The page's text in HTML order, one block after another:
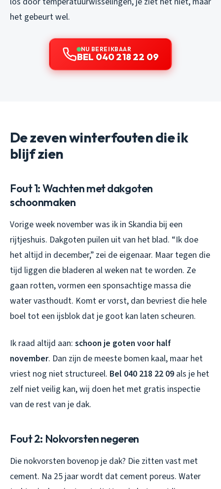
het gebeurt wel.
NU BEREIKBAAR
BEL 040 218 22 09
De zeven winterfouten die ik
blijf zien
Fout 1: Wachten met dakgoten
schoonmaken
Vorige week november was ik in Skandia bij een
rijtjeshuis. Dakgoten puilen uit van het blad. “Ik doe
het altijd in december,” zei de eigenaar. Maar tegen die
tijd liggen die bladeren al weken nat te worden. Ze
gaan rotten, vormen een sponsachtige massa die
water vasthoudt. Komt er vorst, dan bevriest die hele
boel tot een ijsblok dat je goot kan laten scheuren.
Ik raad altijd aan: schoon je goten voor half
november. Dan zijn de meeste bomen kaal, maar het
vriest nog niet structureel. Bel 040 218 22 09 als je het
zelf niet veilig kan, wij doen het met gratis inspectie
van de rest van je dak.
Fout 2: Nokvorsten negeren
Die nokvorsten bovenop je dak? Die zitten vast met
cement. Na 25 jaar wordt dat cement poreus. Water